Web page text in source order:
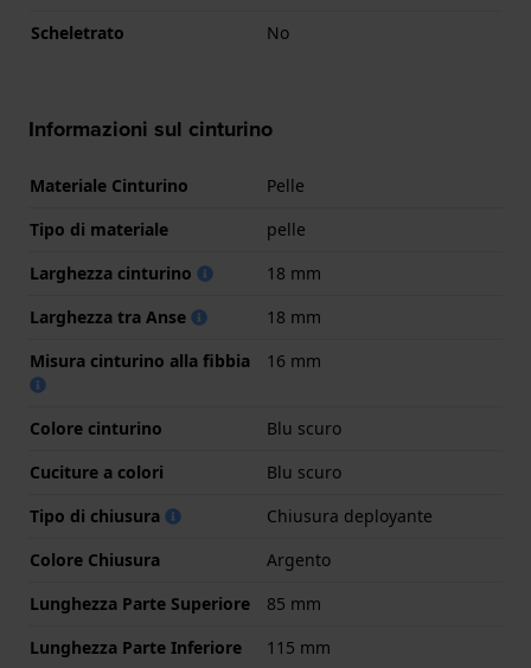
Scheletrato
No
Informazioni sul cinturino
Materiale Cinturino
Pelle
Tipo di materiale
pelle
Larghezza cinturino
18 mm
Larghezza tra Anse
18 mm
Misura cinturino alla fibbia
16 mm
Colore cinturino
Blu scuro
Cuciture a colori
Blu scuro
Tipo di chiusura
Chiusura deployante
Colore Chiusura
Argento
Lunghezza Parte Superiore
85 mm
Lunghezza Parte Inferiore
115 mm